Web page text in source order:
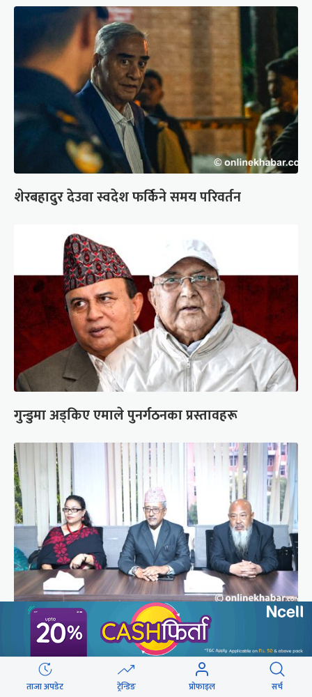
शेरबहादुर देउवा स्वदेश फर्किने समय परिवर्तन
गुन्डुमा अड्किए एमाले पुनर्गठनका प्रस्तावहरू
प्रज्ञाका तीन कुलपतिको शपथ (तस्वीरहरू)
ताजा अपडेट ट्रेन्डिङ प्रोफाइल सर्च